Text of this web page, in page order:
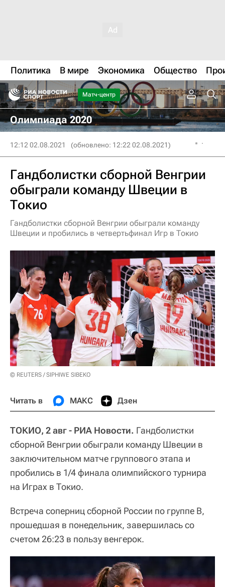
Политика В мире Экономика Общество
Матч-центр
Олимпиада 2020
12:12 02.08.2021 (обновлено: 12:22 02.08.2021)
Гандболистки сборной Венгрии
обыграли команду Швеции в
Токио
Гандболистки сборной Венгрии обыграли команду
Швеции и пробились в четвертьфинал Игр в Токио
© REUTERS / SIPHIWE SIBEKO
Читать в МАКС Дзен
ТОКИО, 2 авг - РИА Новости. Гандболистки
сборной Венгрии обыграли команду Швеции в
заключительном матче группового этапа и
пробились в 1/4 финала олимпийского турнира
на Играх в Токио.
Встреча соперниц сборной России по группе B,
прошедшая в понедельник, завершилась со
счетом 26:23 в пользу венгерок.